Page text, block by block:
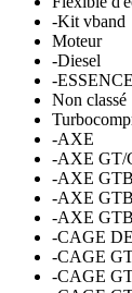
-Kit vband
Moteur
-Diesel
-ESSENCE
Non classé
-AXE
-AXE GT/
-AXE
-AXE
-AXE
-CAGE
-CAGE
-CAGE